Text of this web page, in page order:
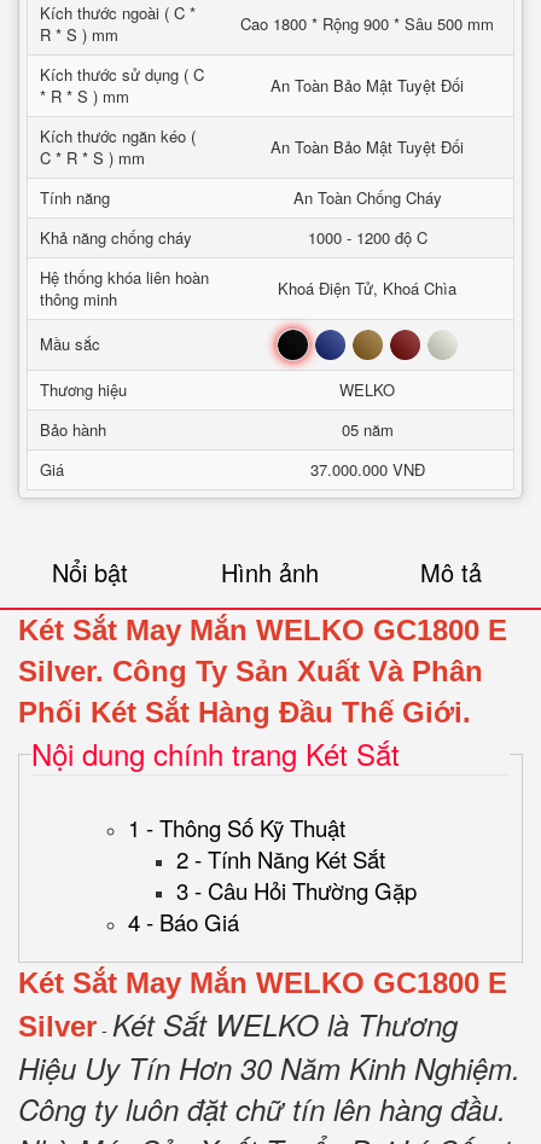
Kích thước ngoài ( C *
R * S ) mm
Cao 1800 * Rộng 900 * Sâu 500 mm
Kích thước sử dụng ( C
* R * S ) mm
An Toàn Bảo Mật Tuyệt Đối
Kích thước ngăn kéo (
C * R * S ) mm
An Toàn Bảo Mật Tuyệt Đối
Tính năng
An Toàn Chống Cháy
Khả năng chống cháy
1000 - 1200 độ C
Hệ thống khóa liên hoàn
thông minh
Khoá Điện Tử, Khoá Chìa
Mầu sắc Đen Xanh Nâu Đỏ Trắng
Thương hiệu
WELKO
Bảo hành
05 năm
Giá
37.000.000 VNĐ
Nổi bật Hình ảnh Mô tả
Két Sắt May Mắn WELKO GC1800 E
Silver. Công Ty Sản Xuất Và Phân
Phối Két Sắt Hàng Đầu Thế Giới.
Nội dung chính trang Két Sắt
1 - Thông Số Kỹ Thuật
2 - Tính Năng Két Sắt
3 - Câu Hỏi Thường Gặp
4 - Báo Giá
Két Sắt May Mắn WELKO GC1800 E
Silver - Két Sắt WELKO là Thương
Hiệu Uy Tín Hơn 30 Năm Kinh Nghiệm.
Công ty luôn đặt chữ tín lên hàng đầu.